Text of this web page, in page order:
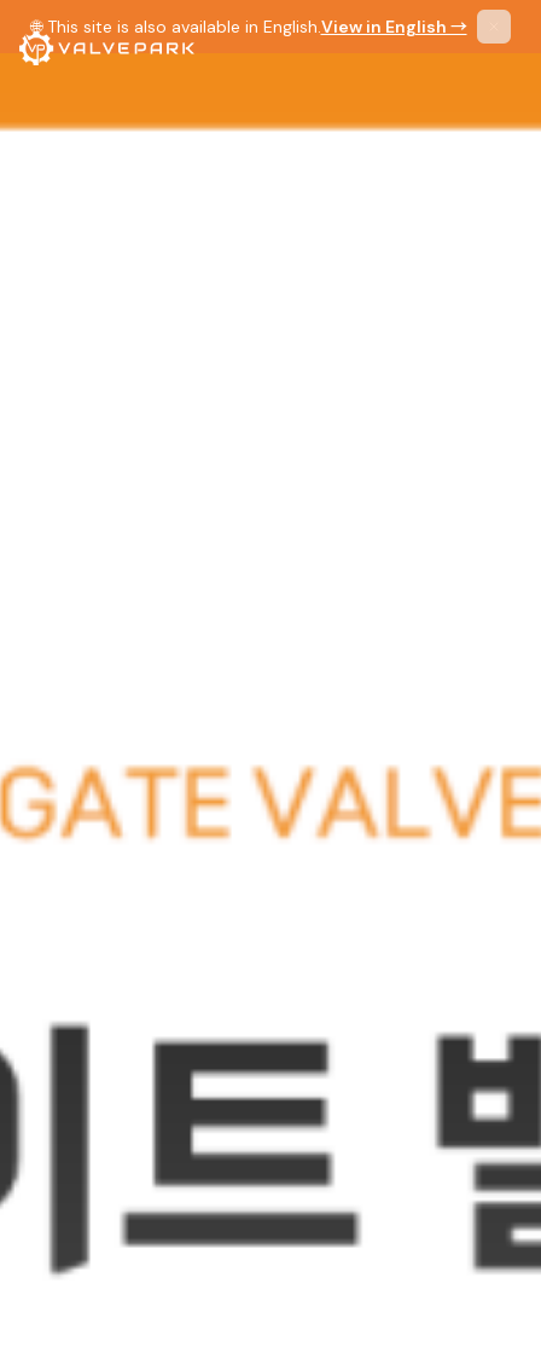
🌐 This site is also available in English.View in English →